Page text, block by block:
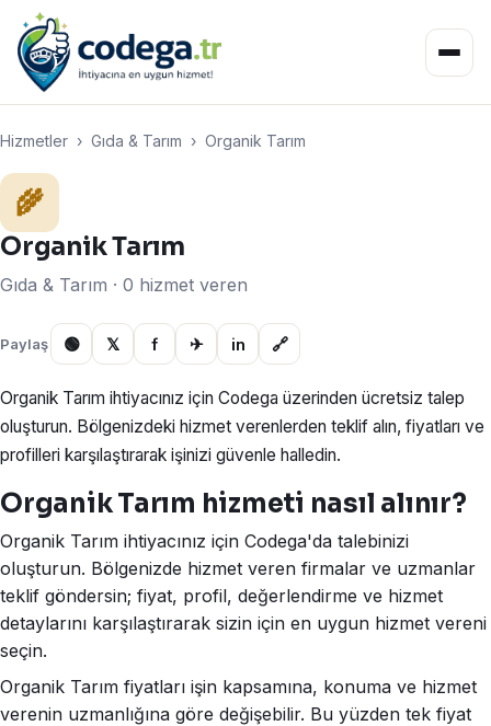
Hizmetler › Gıda & Tarım › Organik Tarım
🌾
Organik Tarım
Gıda & Tarım · 0 hizmet veren
Paylaş 🟢 𝕏 f ✈ in 🔗
Organik Tarım ihtiyacınız için Codega üzerinden ücretsiz talep
oluşturun. Bölgenizdeki hizmet verenlerden teklif alın, fiyatları ve
profilleri karşılaştırarak işinizi güvenle halledin.
Organik Tarım hizmeti nasıl alınır?
Organik Tarım ihtiyacınız için Codega'da talebinizi
oluşturun. Bölgenizde hizmet veren firmalar ve uzmanlar
teklif göndersin; fiyat, profil, değerlendirme ve hizmet
detaylarını karşılaştırarak sizin için en uygun hizmet vereni
seçin.
Organik Tarım fiyatları işin kapsamına, konuma ve hizmet
verenin uzmanlığına göre değişebilir. Bu yüzden tek fiyat